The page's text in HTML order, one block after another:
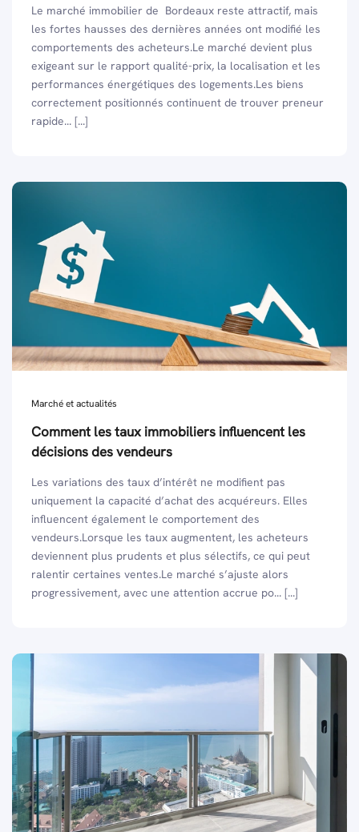
Le marché immobilier de Bordeaux reste attractif, mais
les fortes hausses des dernières années ont modifié les
comportements des acheteurs.Le marché devient plus
exigeant sur le rapport qualité-prix, la localisation et les
performances énergétiques des logements.Les biens
correctement positionnés continuent de trouver preneur
rapide... [...]
Marché et actualités
Comment les taux immobiliers influencent les
décisions des vendeurs
Les variations des taux d’intérêt ne modifient pas
uniquement la capacité d’achat des acquéreurs. Elles
influencent également le comportement des
vendeurs.Lorsque les taux augmentent, les acheteurs
deviennent plus prudents et plus sélectifs, ce qui peut
ralentir certaines ventes.Le marché s’ajuste alors
progressivement, avec une attention accrue po... [...]